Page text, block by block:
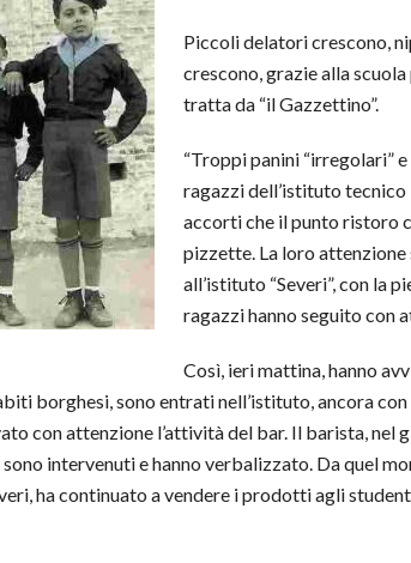
Piccoli delatori crescono,
crescono, grazie alla
tratta da “il Gazzettino”.
“Troppi panini “irregolari”
ragazzi dell’istituto tecnico
accorti che il punto ristoro
pizzette. La loro attenzione
all’istituto “Severi”, con la
ragazzi hanno seguito con
Così, ieri mattina, hanno
borghesi, sono entrati nell’istituto, ancora
con attenzione l’attività del bar. Il barista,
intervenuti e hanno verbalizzato. Da quel
ha continuato a vendere i prodotti agli